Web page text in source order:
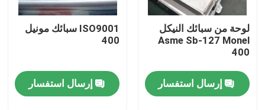
مسكن
منتجات
لوحة من سبائك النيكل
Asme Sb-127 Monel
400
إرسال استفسار
ISO9001 سبائك مونيل
400
إرسال استفسار